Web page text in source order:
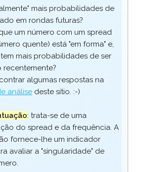
mais probabilidades de
em rondas futuras?
um número com um spread
quente) está "em forma" e,
mais probabilidades de ser
recentemente?
algumas respostas na
análisedeste sítio. :-)
: trata-se de uma
do spread e da frequência. A
fornece-lhe um indicador
avaliar a "singularidade" de